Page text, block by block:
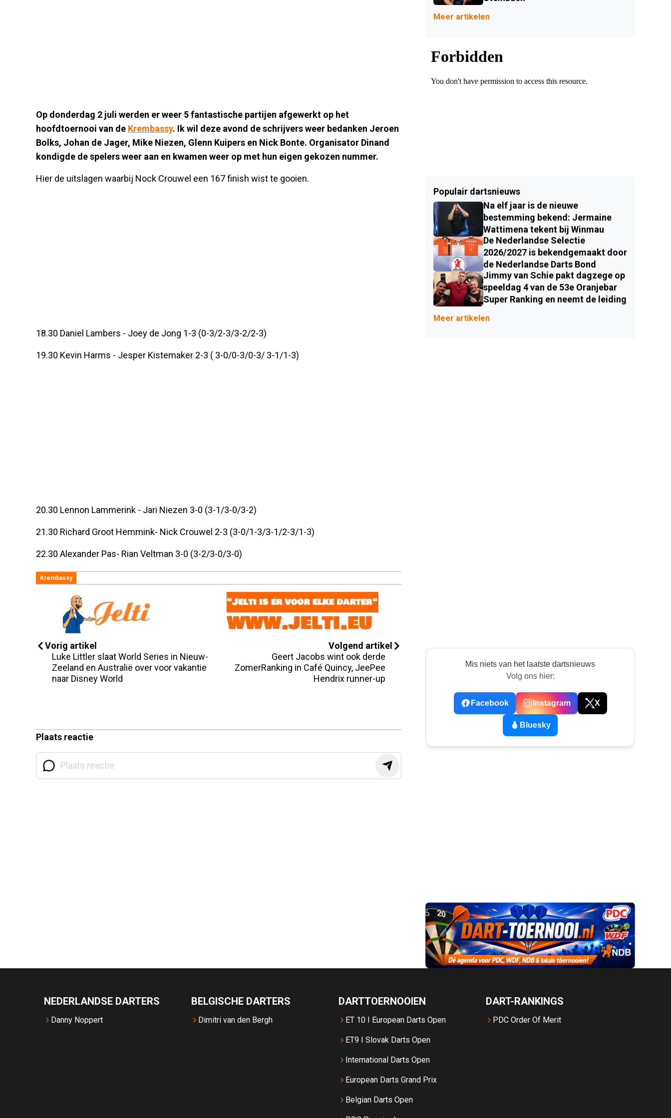
Op donderdag 2 juli werden er weer 5 fantastische partijen afgewerkt op het
hoofdtoernooi van de Krembassy. Ik wil deze avond de schrijvers weer bedanken Jeroen
Bolks, Johan de Jager, Mike Niezen, Glenn Kuipers en Nick Bonte. Organisator Dinand
kondigde de spelers weer aan en kwamen weer op met hun eigen gekozen nummer.
Hier de uitslagen waarbij Nock Crouwel een 167 finish wist te gooien.
18.30 Daniel Lambers - Joey de Jong 1-3 (0-3/2-3/3-2/2-3)
19.30 Kevin Harms - Jesper Kistemaker 2-3 ( 3-0/0-3/0-3/ 3-1/1-3)
20.30 Lennon Lammerink - Jari Niezen 3-0 (3-1/3-0/3-2)
21.30 Richard Groot Hemmink- Nick Crouwel 2-3 (3-0/1-3/3-1/2-3/1-3)
22.30 Alexander Pas- Rian Veltman 3-0 (3-2/3-0/3-0)
Krembassy
Vorig artikel
Luke Littler slaat World Series in Nieuw-
Zeeland en Australië over voor vakantie
naar Disney World
Volgend artikel
Geert Jacobs wint ook derde
ZomerRanking in Café Quincy, JeePee
Hendrix runner-up
Plaats reactie
Meer artikelen
Populair dartsnieuws
Na elf jaar is de nieuwe
bestemming bekend: Jermaine
Wattimena tekent bij Winmau
De Nederlandse Selectie
2026/2027 is bekendgemaakt door
de Nederlandse Darts Bond
Jimmy van Schie pakt dagzege op
speeldag 4 van de 53e Oranjebar
Super Ranking en neemt de leiding
Meer artikelen
Mis niets van het laatste dartsnieuws
Volg ons hier:
Facebook Instagram X
Bluesky
NEDERLANDSE DARTERS
Danny Noppert
BELGISCHE DARTERS
Dimitri van den Bergh
DARTTOERNOOIEN
ET 10 I European Darts Open
ET9 I Slovak Darts Open
International Darts Open
European Darts Grand Prix
Belgian Darts Open
DART-RANKINGS
PDC Order Of Merit